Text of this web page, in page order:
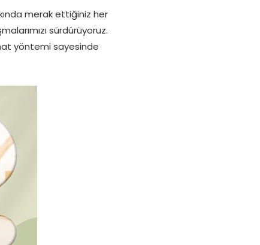
merak ettiğiniz her
sürdürüyoruz.
yöntemi sayesinde